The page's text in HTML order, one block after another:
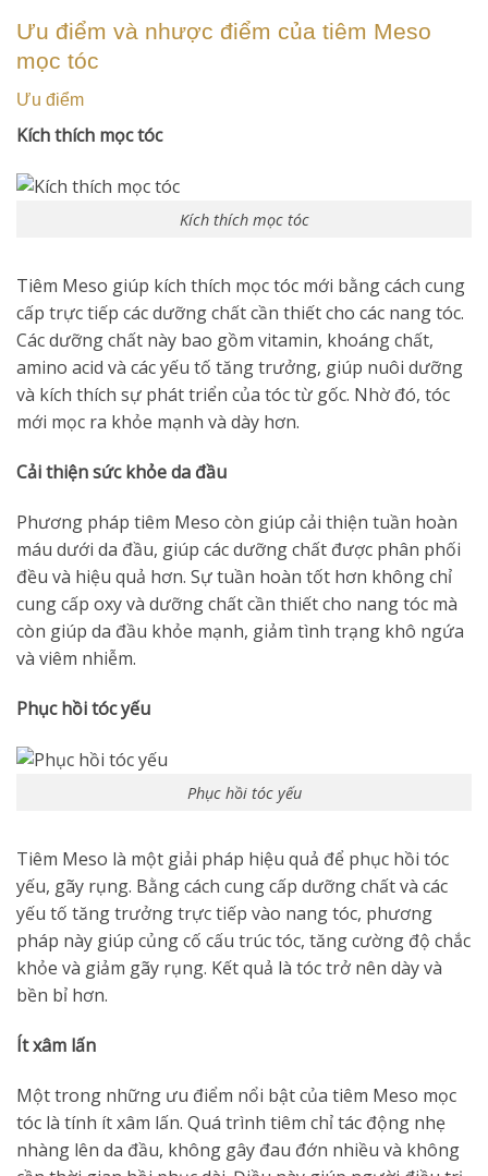
Ưu điểm và nhược điểm của tiêm Meso
mọc tóc
Ưu điểm
Kích thích mọc tóc
Kích thích mọc tóc
Tiêm Meso giúp kích thích mọc tóc mới bằng cách cung
cấp trực tiếp các dưỡng chất cần thiết cho các nang tóc.
Các dưỡng chất này bao gồm vitamin, khoáng chất,
amino acid và các yếu tố tăng trưởng, giúp nuôi dưỡng
và kích thích sự phát triển của tóc từ gốc. Nhờ đó, tóc
mới mọc ra khỏe mạnh và dày hơn.
Cải thiện sức khỏe da đầu
Phương pháp tiêm Meso còn giúp cải thiện tuần hoàn
máu dưới da đầu, giúp các dưỡng chất được phân phối
đều và hiệu quả hơn. Sự tuần hoàn tốt hơn không chỉ
cung cấp oxy và dưỡng chất cần thiết cho nang tóc mà
còn giúp da đầu khỏe mạnh, giảm tình trạng khô ngứa
và viêm nhiễm.
Phục hồi tóc yếu
Phục hồi tóc yếu
Tiêm Meso là một giải pháp hiệu quả để phục hồi tóc
yếu, gãy rụng. Bằng cách cung cấp dưỡng chất và các
yếu tố tăng trưởng trực tiếp vào nang tóc, phương
pháp này giúp củng cố cấu trúc tóc, tăng cường độ chắc
khỏe và giảm gãy rụng. Kết quả là tóc trở nên dày và
bền bỉ hơn.
Ít xâm lấn
Một trong những ưu điểm nổi bật của tiêm Meso mọc
tóc là tính ít xâm lấn. Quá trình tiêm chỉ tác động nhẹ
nhàng lên da đầu, không gây đau đớn nhiều và không